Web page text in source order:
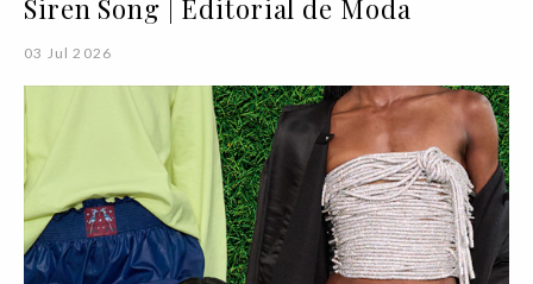
Siren Song | Editorial de Moda
03 Jul 2026